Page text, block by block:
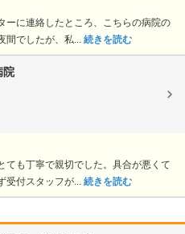
ーに連絡したところ、こちらの病院の
間でしたが、私... 続きを読む
院
ても丁寧で親切でした。具合が悪くて
受付スタッフが... 続きを読む